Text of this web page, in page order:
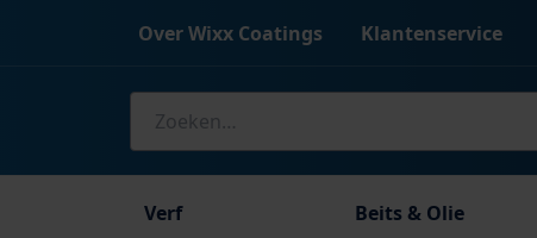
Over Wixx Coatings Klantenservice
naar:
Verf Beits & Olie